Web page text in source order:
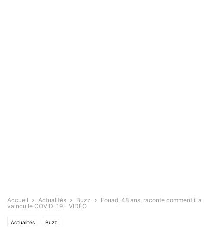
Accueil Actualités Buzz
Fouad, 48 ans, raconte comment il a
vaincu le COVID-19 – VIDÉO
Actualités Buzz